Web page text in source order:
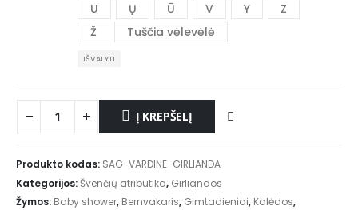
U
Ų Ū V Y
Z
Ž
Tuščia vėlevėlė
IŠVALYTI
Į KREPŠELĮ
Produkto kodas: SAG-VARDINE-GIRLIANDA
Kategorijos:Švenčių atributika, Girliandos
Žymos: Baby shower, Bernvakaris, Gimtadieniai, Kalėdos,